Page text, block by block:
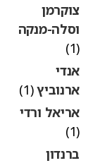
צוקרמן
וסלה-מנקה
אנדי
ארנוביץ(1)
אריאל ורדי
ברנדון